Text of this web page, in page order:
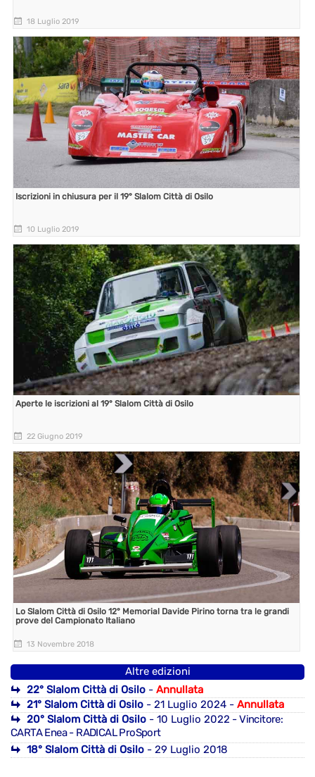
18 Luglio 2019
Iscrizioni in chiusura per il 19° Slalom Città di Osilo
10 Luglio 2019
Aperte le iscrizioni al 19° Slalom Città di Osilo
22 Giugno 2019
Lo Slalom Città di Osilo 12° Memorial Davide Pirino torna tra le grandi
prove del Campionato Italiano
13 Novembre 2018
Altre edizioni
22° Slalom Città di Osilo - Annullata
21° Slalom Città di Osilo - 21 Luglio 2024 - Annullata
20° Slalom Città di Osilo - 10 Luglio 2022 - Vincitore:
CARTA Enea - RADICAL ProSport
18° Slalom Città di Osilo - 29 Luglio 2018